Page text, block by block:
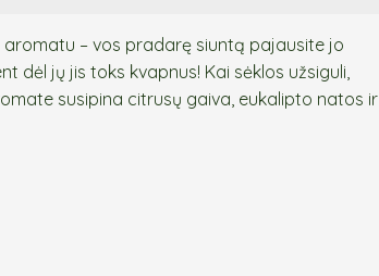
– vos pradarę siuntą pajausite jo
dėl jų jis toks kvapnus! Kai sėklos užsiguli,
susipina citrusų gaiva, eukalipto natos ir